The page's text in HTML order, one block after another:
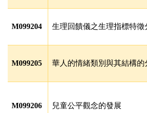
M099204 生理回饋儀之生理指標特徵
M099205 華人的情緒類別與其結構的
M099206 兒童公平觀念的發展